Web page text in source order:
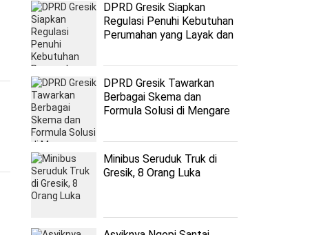
DPRD Gresik Siapkan
Regulasi Penuhi Kebutuhan
Perumahan yang Layak dan
DPRD Gresik Tawarkan
Berbagai Skema dan
Formula Solusi di Mengare
Minibus Seruduk Truk di
Gresik, 8 Orang Luka